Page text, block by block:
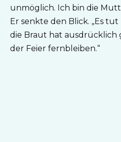
unmöglich. Ich bin die
Er senkte den Blick. „Es tut
die Braut hat ausdrücklich
der Feier fernbleiben.“